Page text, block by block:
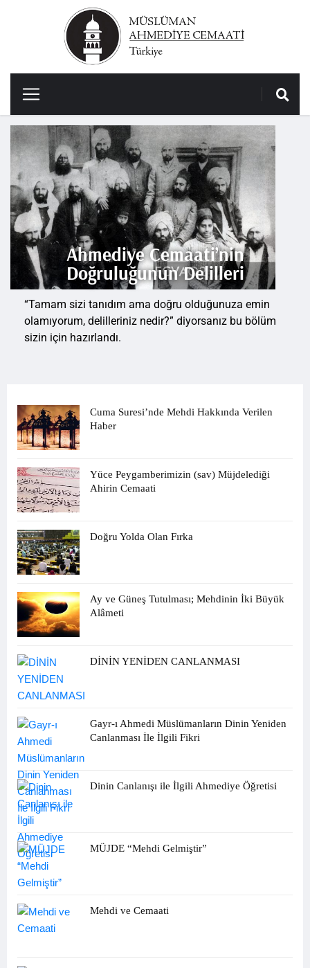
Ahmediye Cemaati’nin
Doğruluğunun Delilleri​
“Tamam sizi tanıdım ama doğru olduğunuza emin
olamıyorum, delilleriniz nedir?” diyorsanız bu bölüm
sizin için hazırlandı.
Cuma Suresi’nde Mehdi Hakkında Verilen
Haber
Yüce Peygamberimizin (sav) Müjdelediği
Ahirin Cemaati
Doğru Yolda Olan Fırka
Ay ve Güneş Tutulması; Mehdinin İki Büyük
Alâmeti
DİNİN YENİDEN CANLANMASI
Gayr-ı Ahmedi Müslümanların Dinin Yeniden
Canlanması İle İlgili Fikri
Dinin Canlanışı ile İlgili Ahmediye Öğretisi
MÜJDE “Mehdi Gelmiştir”
Mehdi ve Cemaati